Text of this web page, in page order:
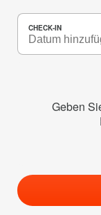
CHECK-IN
Geben